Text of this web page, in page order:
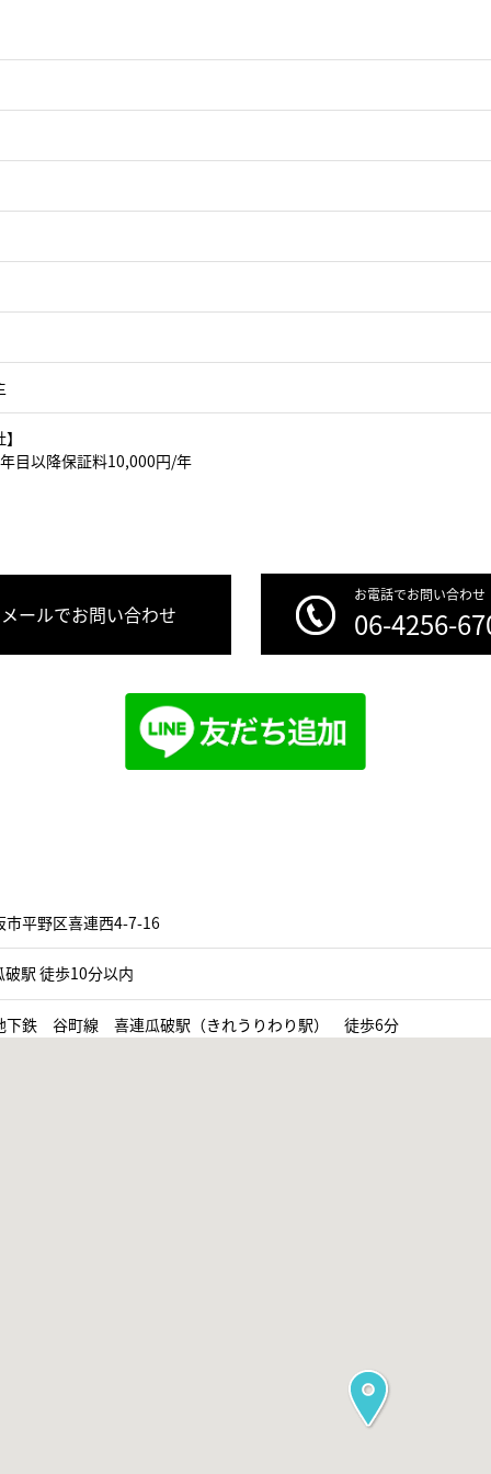
目以降保証料10,000円/年
メールでお問い合わせ
お電話でお問い合わせ
06-4256-
市平野区喜連西4-7-16
駅 徒歩10分以内
下鉄 谷町線 喜連瓜破駅（きれうりわり駅） 徒歩6分